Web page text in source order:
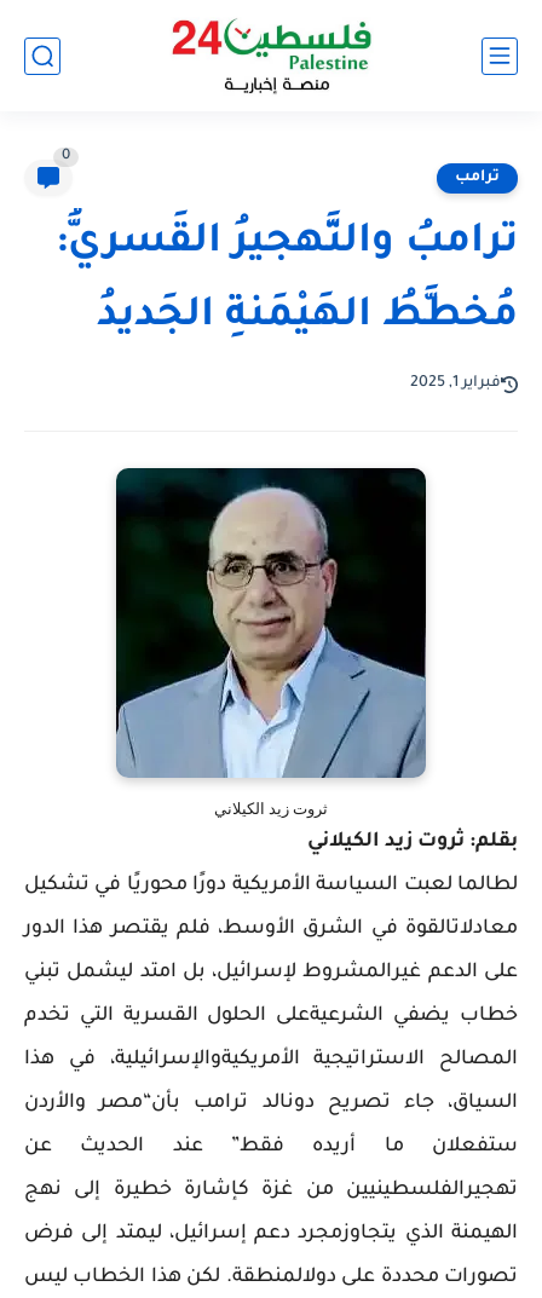
ترامب
0
ترامبُ والتَّهجيرُ القَسريُّ:
مُخطَّطُ الهَيْمَنةِ الجَديدُ
فبراير 1, 2025
ثروت زيد الكيلاني
بقلم: ثروت زيد الكيلاني
لطالما لعبت السياسة الأمريكية دورًا محوريًا في تشكيل
معادلاتالقوة في الشرق الأوسط، فلم يقتصر هذا الدور
على الدعم غيرالمشروط لإسرائيل، بل امتد ليشمل تبني
خطاب يضفي الشرعيةعلى الحلول القسرية التي تخدم
المصالح الاستراتيجية الأمريكيةوالإسرائيلية، في هذا
السياق، جاء تصريح دونالد ترامب بأن“مصر والأردن
ستفعلان ما أريده فقط” عند الحديث عن
تهجيرالفلسطينيين من غزة كإشارة خطيرة إلى نهج
الهيمنة الذي يتجاوزمجرد دعم إسرائيل، ليمتد إلى فرض
تصورات محددة على دولالمنطقة. لكن هذا الخطاب ليس